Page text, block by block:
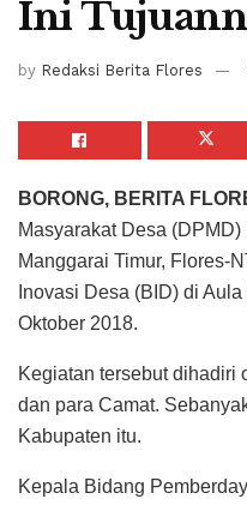
Ini
by Redaksi Berita Flores
BORONG, BERITA
Masyarakat Desa
Manggarai Timur, Flores-
Inovasi Desa (BID) di
Oktober 2018.
Kegiatan tersebut dihadiri
dan para Camat.
Kabupaten itu.
Kepala Bidang